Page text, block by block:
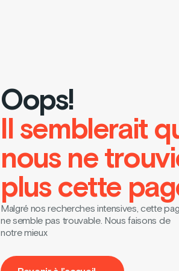
Oops!
Il semblerait
nous ne
plus cette
Malgré nos recherches intensives, cette
ne semble pas trouvable. Nous faisons de
notre mieux